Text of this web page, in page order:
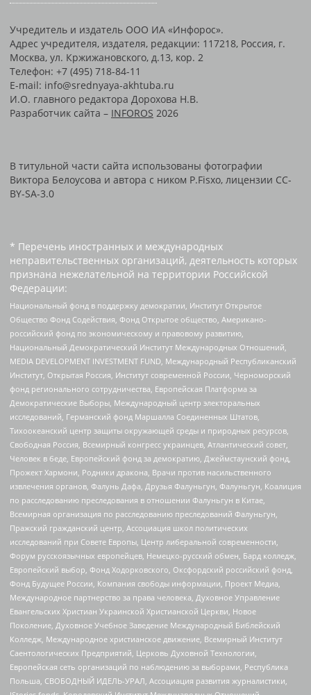
Учредитель и издатель ООО ИА «Инфорос».
Адрес учредителя, издателя, редакции: 117218, Россия, г.
Москва, ул. Кржижановского, д.13, кор. 2
Телефон: +7 (495) 718-84-11
E-mail: info@srednyaya-akhtuba.ru
И.О. главного редактора Дорохова Н.В.
Разработчик сайта – INFOROS 2026
В титульной части сайта использованы фотографии
Виктора Белоусова и автора с ником P.Fisxo, лицензии CC-
BY-SA-3.0
* Перечень иностранных и международных
неправительственных организаций, деятельность которых
признана нежелательной на территории Российской
Федерации:
Национальный фонд в поддержку демократии, Институт Открытое
Общество Фонд Содействия, Фонд Открытое общество, Американо-
российский фонд по экономическому и правовому развитию,
Национальный Демократический Институт Международных Отношений,
MEDIA DEVELOPMENT INVESTMENT FUND, Международный Республиканский
Институт, Открытая Россия, Институт современной России, Черноморский
фонд регионального сотрудничества, Европейская Платформа за
Демократические Выборы, Международный центр электоральных
исследований, Германский фонд Маршалла Соединенных Штатов,
Тихоокеанский центр защиты окружающей среды и природных ресурсов,
Свободная Россия, Всемирный конгресс украинцев, Атлантический совет,
Человек в беде, Европейский фонд за демократию, Джеймстаунский фонд,
Прожект Хармони, Родники дракона, Врачи против насильственного
извлечения органов, Фалунь Дафа, Друзья Фалуньгун, Фалуньгун, Коалиция
по расследованию преследования в отношении Фалуньгун в Китае,
Всемирная организация по расследованию преследований Фалуньгун,
Пражский гражданский центр, Ассоциация школ политических
исследований при Совете Европы, Центр либеральной современности,
Форум русскоязычных европейцев, Немецко-русский обмен, Бард колледж,
Европейский выбор, Фонд Ходорковского, Оксфордский российский фонд,
Фонд Будущее России, Компания свободы информации, Проект Медиа,
Международное партнерство за права человека, Духовное Управление
Евангельских Христиан Украинской Христианской Церкви, Новое
Поколение, Духовное Учебное Заведение Международный Библейский
Колледж, Международное христианское движение, Всемирный Институт
Саентологических Предприятий, Церковь Духовной Технологии,
Европейская сеть организаций по наблюдению за выборами, Республика
Польша, СВОБОДНЫЙ ИДЕЛЬ-УРАЛ, Ассоциация развития журналистики,